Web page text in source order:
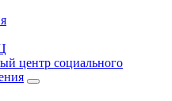
центр социального